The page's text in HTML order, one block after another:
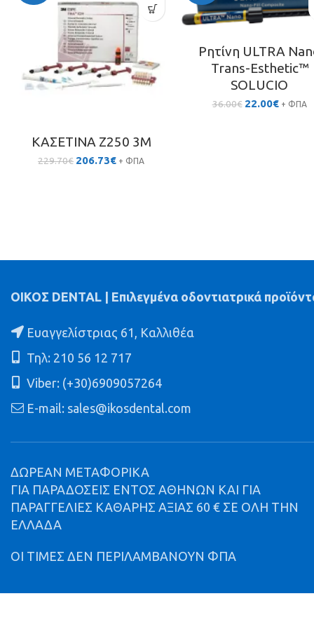
ΚΑΣΕΤΙΝΑ Z250 3M
229.70€ Original
206.73€Η+ ΦΠΑ
Ρητίνη ULTRA
Trans-Esthetic™
SOLUCIO
36.00€ Original
22.00€Η+ ΦΠΑ
ΟΙΚΟΣ DENTAL | Επιλεγμένα οδοντιατρικά
Ευαγγελίστριας 61, Καλλιθέα
Τηλ: 210 56 12 717
Viber: (+30)6909057264
E-mail: sales@ikosdental.com
ΔΩΡΕΑΝ ΜΕΤΑΦΟΡΙΚΑ
ΓΙΑ ΠΑΡΑΔΟΣΕΙΣ ΕΝΤΟΣ ΑΘΗΝΩΝ ΚΑΙ ΓΙΑ
ΠΑΡΑΓΓΕΛΙΕΣ ΚΑΘΑΡΗΣ ΑΞΙΑΣ 60 € ΣΕ ΟΛΗ ΤΗΝ
ΕΛΛΑΔΑ
ΟΙ ΤΙΜΕΣ ΔΕΝ ΠΕΡΙΛΑΜΒΑΝΟΥΝ ΦΠΑ